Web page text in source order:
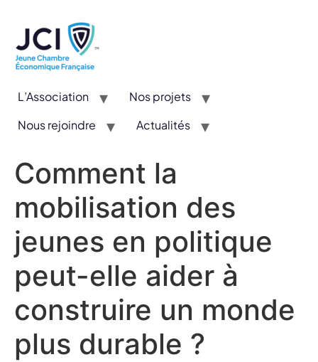
L’Association
Nos projets
Nous rejoindre
Actualités
Comment la
mobilisation des
jeunes en politique
peut-elle aider à
construire un monde
plus durable ?